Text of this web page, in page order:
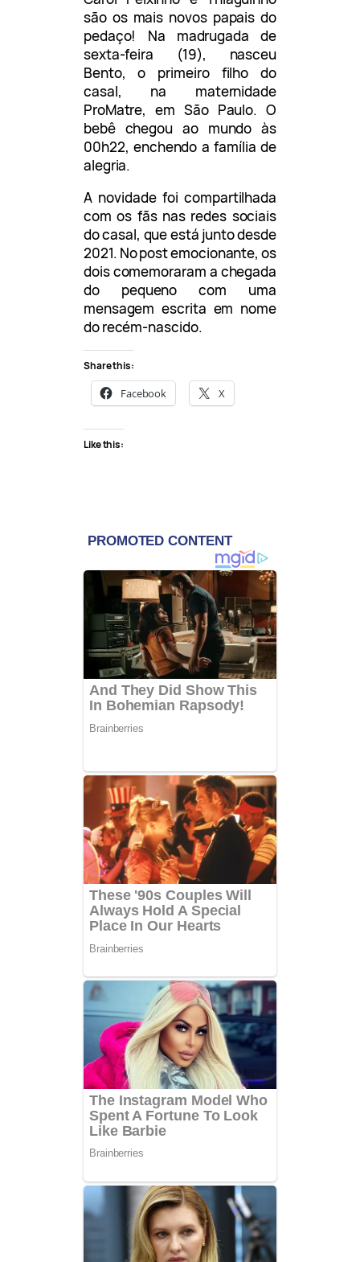
são os mais novos papais do
pedaço! Na madrugada de
sexta-feira (19), nasceu
Bento, o primeiro filho do
casal, na maternidade
ProMatre, em São Paulo. O
bebê chegou ao mundo às
00h22, enchendo a família de
alegria.
A novidade foi compartilhada
com os fãs nas redes sociais
do casal, que está junto desde
2021. No post emocionante, os
dois comemoraram a chegada
do pequeno com uma
mensagem escrita em nome
do recém-nascido.
Share this:
Facebook X
Like this: